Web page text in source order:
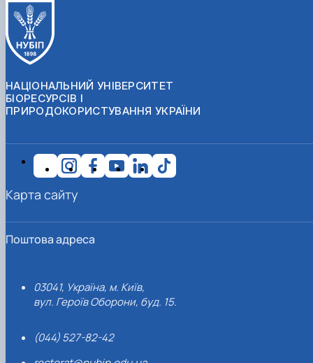
НАЦІОНАЛЬНИЙ УНІВЕРСИТЕТ
БІОРЕСУРСІВ І
ПРИРОДОКОРИСТУВАННЯ УКРАЇНИ
Поштова адреса
03041, Україна, м. Київ,
вул. Героїв Оборони, буд. 15.
(044) 527-82-42
Карта сайту